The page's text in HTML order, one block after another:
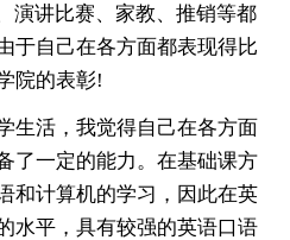
演讲比赛、家教、推销等都
于自己在各方面都表现得比
院的表彰!
生活，我觉得自己在各方面
了一定的能力。在基础课方
和计算机的学习，因此在英
水平，具有较强的英语口语